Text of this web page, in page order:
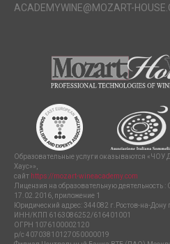
ACADEMYWINE@MOZART-
Образовательные услуги оказываются
Хаус»»,
сайт https://mozart-wineacademy.com
Лицензия на образовательную
17.02.2016, приложение 1
Юридический адрес: 344082 г.Ростов-на-Дону
ИНН/КПП 6163086252/616401001
ОГРН 1076100002120
р/с 40703810127050000019